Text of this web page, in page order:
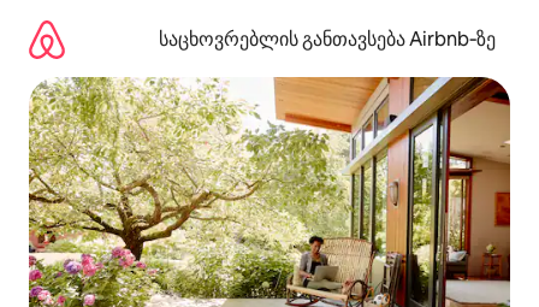
გადასვლა
საცხოვრებლის განთავსება Airbnb‑ზე